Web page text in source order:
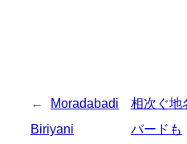
←
Moradabadi
Biriyani
相次ぐ地
バードも